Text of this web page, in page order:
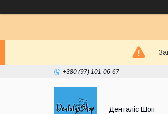
+380 (97) 101-06-67
Денталіс Шоп